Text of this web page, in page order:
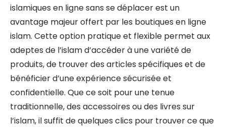
islamiques en ligne sans se déplacer est un
avantage majeur offert par les boutiques en ligne
islam. Cette option pratique et flexible permet aux
adeptes de l’islam d’accéder à une variété de
produits, de trouver des articles spécifiques et de
bénéficier d’une expérience sécurisée et
confidentielle. Que ce soit pour une tenue
traditionnelle, des accessoires ou des livres sur
l’islam, il suffit de quelques clics pour trouver ce que